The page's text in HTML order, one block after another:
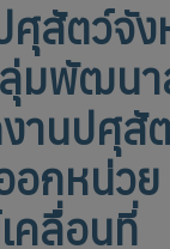
ศุสัตว์จัง
มพัฒน
านปศุสั
อกหน่วย
คลื่อนที่